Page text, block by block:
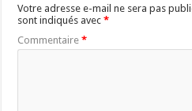
Votre adresse e-mail ne sera pas
sont indiqués avec*
Commentaire*